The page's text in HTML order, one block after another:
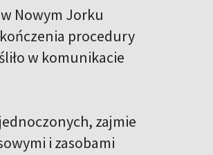
Nowym Jorku
procedury
w komunikacie
zajmie
i zasobami